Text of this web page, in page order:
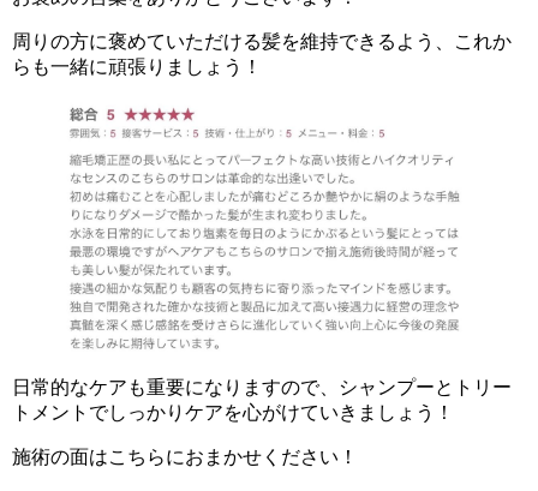
周りの方に褒めていただける髪を維持できるよう、これか
らも一緒に頑張りましょう！
日常的なケアも重要になりますので、シャンプーとトリー
トメントでしっかりケアを心がけていきましょう！
施術の面はこちらにおまかせください！